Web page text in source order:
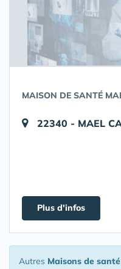
MAISON DE SANTÉ
22340 - MAEL
Plus d'infos
Autres Maisons de santé